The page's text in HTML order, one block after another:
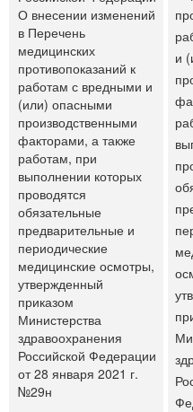
О внесении изменений
в Перечень
медицинских
противопоказаний к
работам с вредными и
(или) опасными
производственными
факторами, а также
работам, при
выполнении которых
проводятся
обязательные
предварительные и
периодические
медицинские осмотры,
утвержденный
приказом
Министерства
здравоохранения
Российской Федерации
от 28 января 2021 г.
№29н
‎и